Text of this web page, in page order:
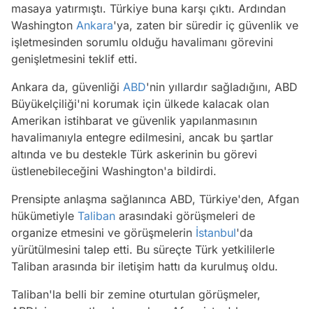
masaya yatırmıştı. Türkiye buna karşı çıktı. Ardından
Washington Ankara'ya, zaten bir süredir iç güvenlik ve
işletmesinden sorumlu olduğu havalimanı görevini
genişletmesini teklif etti.
Ankara da, güvenliği ABD'nin yıllardır sağladığını, ABD
Büyükelçiliği'ni korumak için ülkede kalacak olan
Amerikan istihbarat ve güvenlik yapılanmasının
havalimanıyla entegre edilmesini, ancak bu şartlar
altında ve bu destekle Türk askerinin bu görevi
üstlenebileceğini Washington'a bildirdi.
Prensipte anlaşma sağlanınca ABD, Türkiye'den, Afgan
hükümetiyle Taliban arasındaki görüşmeleri de
organize etmesini ve görüşmelerin İstanbul'da
yürütülmesini talep etti. Bu süreçte Türk yetkililerle
Taliban arasında bir iletişim hattı da kurulmuş oldu.
Taliban'la belli bir zemine oturtulan görüşmeler,